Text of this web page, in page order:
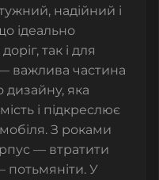
надійний і
ідеально
так і для
важлива частина
дизайну, яка
і підкреслює
З роками
— втратити
потьмяніти. У